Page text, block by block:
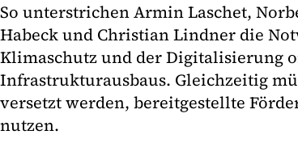
So unterstrichen Armin Laschet,
Habeck und Christian Lindner die
Klimaschutz und der Digitalisierung
Infrastrukturausbaus. Gleichzeitig
versetzt werden, bereitgestellte
nutzen.